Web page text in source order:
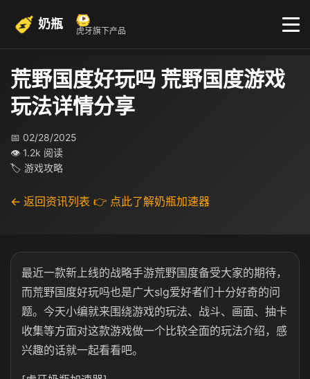
奶瓶 虎牙旗下产品
荒野国度好玩吗 荒野国度游戏
玩法详情分享
📅 02/28/2025
👁 1.2k 阅读
🏷 游戏攻略
← 返回资讯列表 👉 点此了解奶瓶加速器
最近一款新上线的战略手游荒野国度备受大家的期待，
而荒野国度好玩吗也是广大slg爱好者们十分好奇的问
题。今天小编就来围绕游戏的玩法、战斗、画面、抽卡
收集等方面对这款游戏做一个比较全面的玩法介绍，感
兴趣的话就一起看看吧。